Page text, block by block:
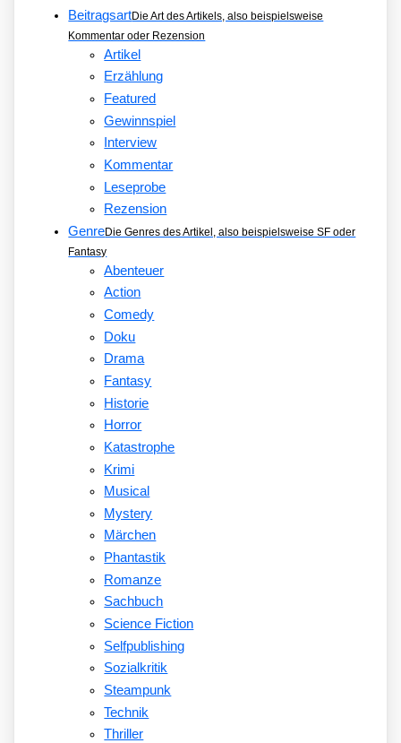
BeitragsartDie Art des Artikels, also beispielsweise
Kommentar oder Rezension
Artikel
Erzählung
Featured
Gewinnspiel
Interview
Kommentar
Leseprobe
Rezension
GenreDie Genres des Artikel, also beispielsweise SF oder
Fantasy
Abenteuer
Action
Comedy
Doku
Drama
Fantasy
Historie
Horror
Katastrophe
Krimi
Musical
Mystery
Märchen
Phantastik
Romanze
Sachbuch
Science Fiction
Selfpublishing
Sozialkritik
Steampunk
Technik
Thriller